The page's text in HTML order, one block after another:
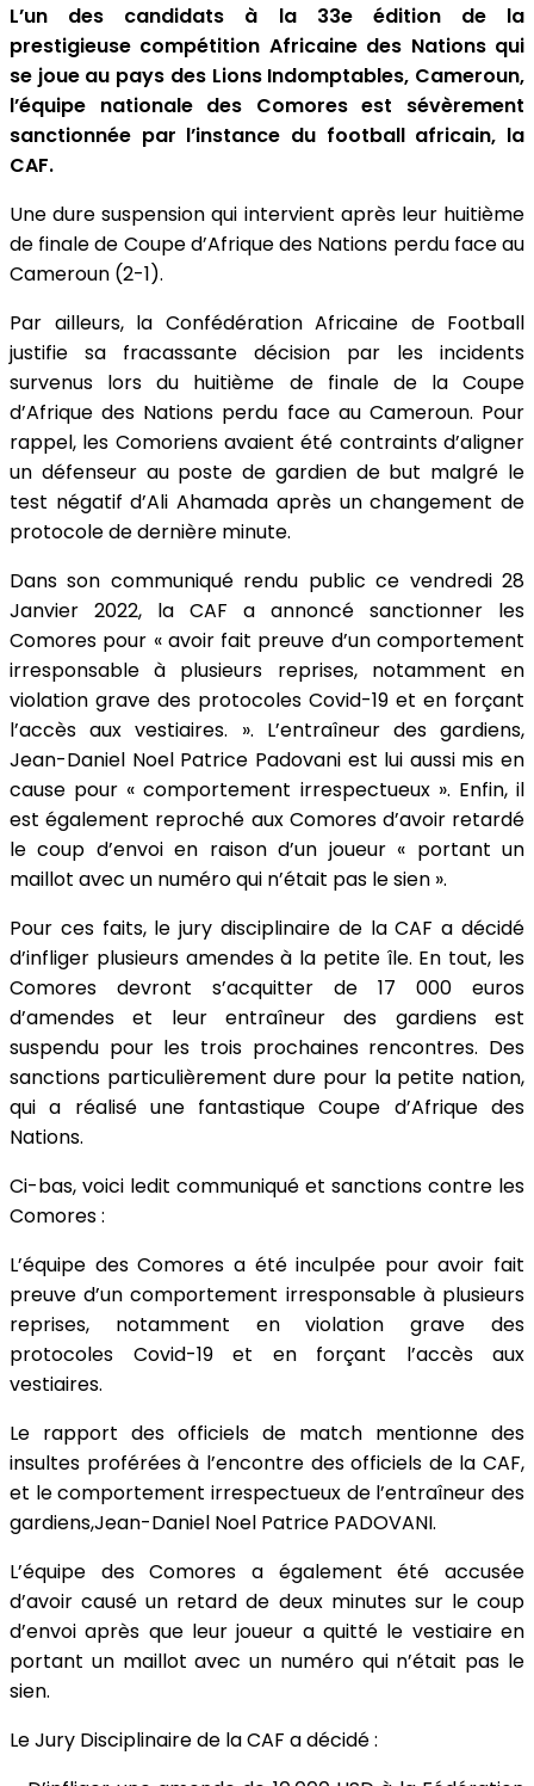
L’un des candidats à la 33e édition de la
prestigieuse compétition Africaine des Nations qui
se joue au pays des Lions Indomptables, Cameroun,
l’équipe nationale des Comores est sévèrement
sanctionnée par l’instance du football africain, la
CAF.
Une dure suspension qui intervient après leur huitième
de finale de Coupe d’Afrique des Nations perdu face au
Cameroun (2-1).
Par ailleurs, la Confédération Africaine de Football
justifie sa fracassante décision par les incidents
survenus lors du huitième de finale de la Coupe
d’Afrique des Nations perdu face au Cameroun. Pour
rappel, les Comoriens avaient été contraints d’aligner
un défenseur au poste de gardien de but malgré le
test négatif d’Ali Ahamada après un changement de
protocole de dernière minute.
Dans son communiqué rendu public ce vendredi 28
Janvier 2022, la CAF a annoncé sanctionner les
Comores pour « avoir fait preuve d’un comportement
irresponsable à plusieurs reprises, notamment en
violation grave des protocoles Covid-19 et en forçant
l’accès aux vestiaires. ». L’entraîneur des gardiens,
Jean-Daniel Noel Patrice Padovani est lui aussi mis en
cause pour « comportement irrespectueux ». Enfin, il
est également reproché aux Comores d’avoir retardé
le coup d’envoi en raison d’un joueur « portant un
maillot avec un numéro qui n’était pas le sien ».
Pour ces faits, le jury disciplinaire de la CAF a décidé
d’infliger plusieurs amendes à la petite île. En tout, les
Comores devront s’acquitter de 17 000 euros
d’amendes et leur entraîneur des gardiens est
suspendu pour les trois prochaines rencontres. Des
sanctions particulièrement dure pour la petite nation,
qui a réalisé une fantastique Coupe d’Afrique des
Nations.
Ci-bas, voici ledit communiqué et sanctions contre les
Comores :
L’équipe des Comores a été inculpée pour avoir fait
preuve d’un comportement irresponsable à plusieurs
reprises, notamment en violation grave des
protocoles Covid-19 et en forçant l’accès aux
vestiaires.
Le rapport des officiels de match mentionne des
insultes proférées à l’encontre des officiels de la CAF,
et le comportement irrespectueux de l’entraîneur des
gardiens,Jean-Daniel Noel Patrice PADOVANI.
L’équipe des Comores a également été accusée
d’avoir causé un retard de deux minutes sur le coup
d’envoi après que leur joueur a quitté le vestiaire en
portant un maillot avec un numéro qui n’était pas le
sien.
Le Jury Disciplinaire de la CAF a décidé :